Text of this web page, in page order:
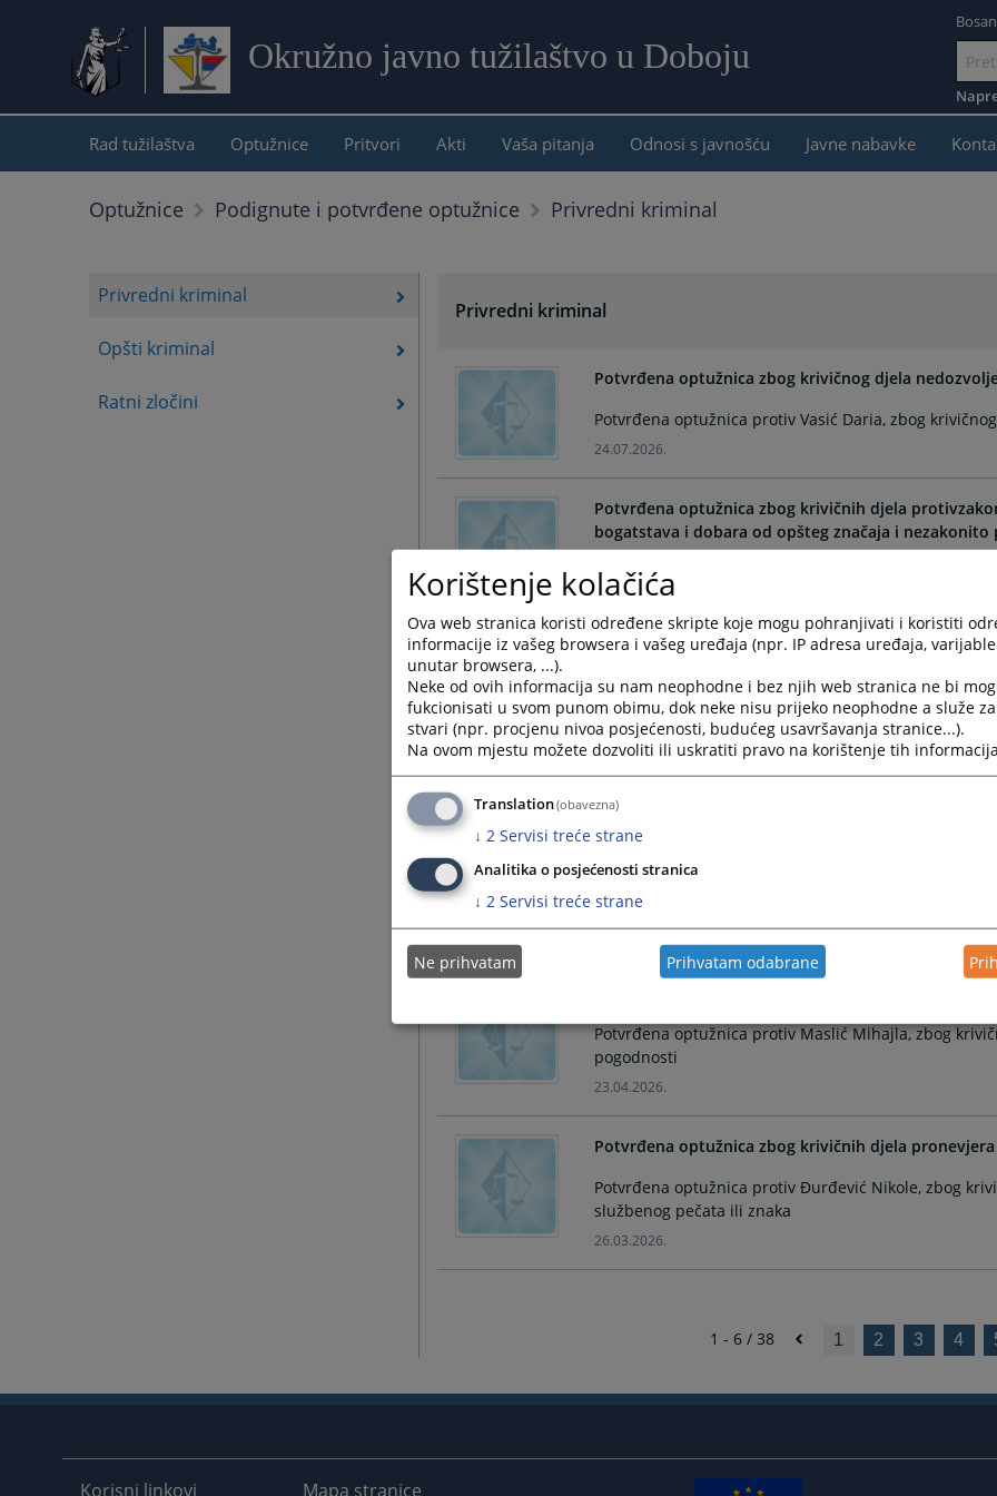
Okružno javno tužilaštvo u Doboju
sadržaj
Rad tužilaštva Optužnice Pritvori Akti Vaša pitanja Odnosi s javnošću Javne nabavke
Optužnice Podignute i potvrđene optužnice Privredni kriminal
Privredni kriminal
Opšti kriminal
Ratni zločini
Privredni kriminal
Potvrđena optužnica zbog krivičnog djela
Potvrđena optužnica protiv Vasić Daria, zbog
24.07.2026.
Potvrđena optužnica zbog krivičnih djela
bogatstava i dobara od opšteg značaja i
Potvrđena optužnica protiv Davidović Slađana, zbog
eksploatacija prirodnih bogatstava i dobara od
poslovanju.
12.06.2026.
Potvrđena optužnica zbog krivičnih djela
Potvrđena optužnica protiv Zečević Željke, zbog
Jovana, zbog krivičnog djela Pronevjera u pomaganju.
12.06.2026.
Potvrđena optužnica zbog krivičnog djela
Potvrđena optužnica protiv Nešić Dalibora i Nešić
14.05.2026.
Potvrđena optužnica zbog krivičnog djela
Potvrđena optužnica protiv Maslić Mihajla, zbog
pogodnosti
23.04.2026.
Potvrđena optužnica zbog krivičnih djela
Potvrđena optužnica protiv Đurđević Nikole, zbog
službenog pečata ili znaka
26.03.2026.
1 - 6 / 38 1 2 3 4
Korisni linkovi Mapa stranice
Korištenje kolačića
Ova web stranica koristi određene skripte koje mogu pohranjivati i koristiti
informacije iz vašeg browsera i vašeg uređaja (npr. IP adresa uređaja,
unutar browsera, ...).
Neke od ovih informacija su nam neophodne i bez njih web stranica ne bi
fukcionisati u svom punom obimu, dok neke nisu prijeko neophodne a služe
stvari (npr. procjenu nivoa posjećenosti, budućeg usavršavanja stranice...).
Na ovom mjestu možete dozvoliti ili uskratiti pravo na korištenje tih
Translation(obavezna)
↓ 2 Servisi treće strane
Analitika o posjećenosti stranica
↓ 2 Servisi treće strane
Ne prihvatam Prihvatam odabrane